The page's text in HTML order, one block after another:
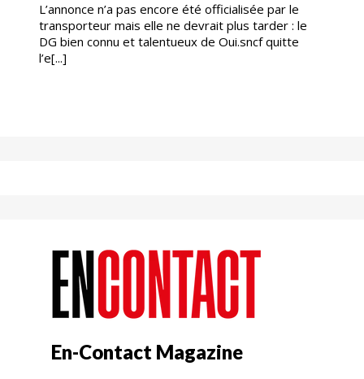
L’annonce n’a pas encore été officialisée par le
transporteur mais elle ne devrait plus tarder : le
DG bien connu et talentueux de Oui.sncf quitte
l’e[...]
En-Contact Magazine